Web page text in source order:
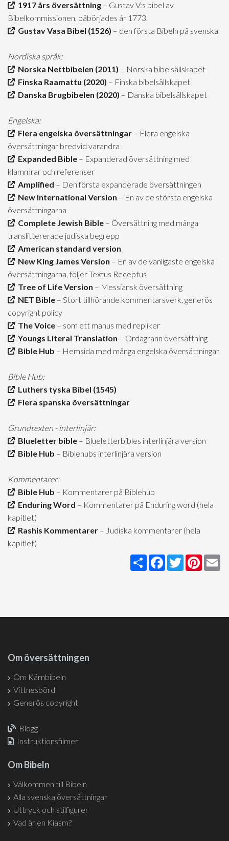
1917 års översättning – Gustav V:s bibel av
Bibelkommissionen, påbörjades år 1773.
Gustav Vasa Bibel (1526) – den första Bibeln på svenska
Nordiska språk:
Norska Nettbibelen (2011) – Norska bibelsällskapet
Finska Raamattu (2020) – Finska bibelsällskapet
Danska Brugbibelen (2020) – Danska bibelsällskapet
Engelska:
Flera engelska översättningar – Flera engelska
översättningar bredvid varandra
Expanded Bible – Expanderad översättning med
klammrar och referenser
Amplified – Den första expanderade översättningen
New International Version – En av de största engelska
översättningarna
Complete Jewish Bible – Översättning med många
translittererade judiska begrepp
American standard version
New King James Version – En av de vanligaste engelska
översättningarna, följer Textus Receptus
Tree of Life Version – Messiansk översättning
NET Bible – Stort tillhörande kommentarsverk, generös
copyright policy
The Voice – som ett manus med repliker
Youngs Literal Translation – Ordagrann översättning
Bible Hub – Hemsida med många engelska översättningar
Bible Hub:
Luthers tyska Bibel (1545)
Flera spanska översättningar
Grundtexten - interlinjär:
Blueletter bible – Blueletterbibles interlinjära version
Bible Hub – Biblehubs interlinjära version
Kommentarer:
Bible Hub – Kommentarer på Biblehub
Enduring Word – Kommentarer på Enduring word (hela
kapitlet)
Rashis Kommentarer – Judiska kommentarer (hela
kapitlet)
Share Facebook
Twitter
Om översättningen
Om Kärnbibeln
Vittnesbörd
Generös copyright
Blogg
Instruktionsfilmer
Om Bibeln
Välkommen till Bibeln
Alla svenska översättningar
Uttryck och stilfigurer
Vad är en Kiasm?